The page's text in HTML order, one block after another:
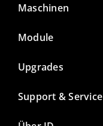
Maschinen
Module
Upgrades
Support & Service